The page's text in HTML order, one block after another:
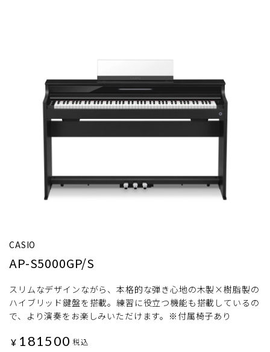
CASIO
AP-S5000GP/S
スリムなデザインながら、本格的な弾き心地の木製×樹脂製の
ハイブリッド鍵盤を搭載。練習に役立つ機能も搭載しているの
で、より演奏をお楽しみいただけます。※付属椅子あり
¥ 181500 税込